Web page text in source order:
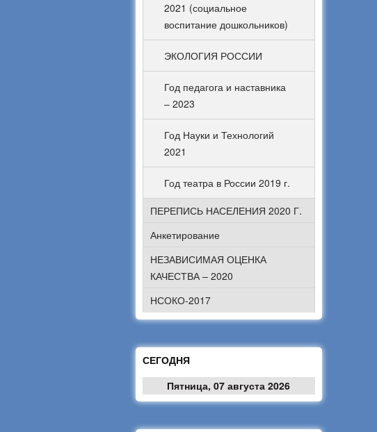
2021 (социальное
воспитание дошкольников)
ЭКОЛОГИЯ РОССИИ
Год педагога и наставника
– 2023
Год Науки и Технологий
2021
Год театра в России 2019 г.
ПЕРЕПИСЬ НАСЕЛЕНИЯ 2020 Г.
Анкетирование
НЕЗАВИСИМАЯ ОЦЕНКА
КАЧЕСТВА – 2020
НСОКО-2017
СЕГОДНЯ
Пятница, 07 августа 2026